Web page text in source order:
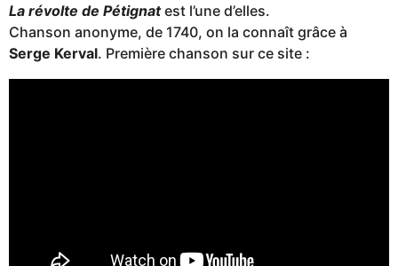
La révolte de Pétignatest l’une d’elles.
Chanson anonyme, de 1740, on la connaît grâce à
Serge Kerval. Première chanson sur ce site :